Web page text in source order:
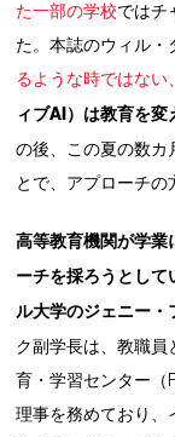
た一部の学校ではチ
た。本誌のウィル
るような時ではない
ィブAI）は教育を
の後、この夏の数カ
とで、アプローチの
高等教育機関が学業
ーチを採ろうとして
ル大学のジェニー・
ク副学長は、教職員
育・学習センター（
理事を務めており、